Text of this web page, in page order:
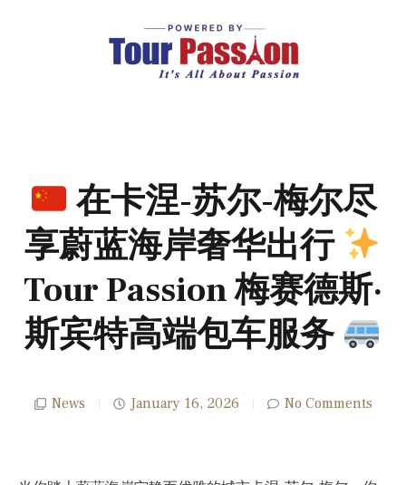
在卡涅-苏尔-梅尔尽
享蔚蓝海岸奢华出行
Tour Passion 梅赛德斯·
斯宾特高端包车服务
News January 16, 2026 No Comments